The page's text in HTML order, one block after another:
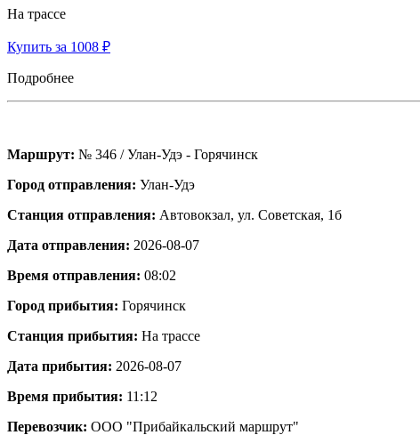
На трассе
Купить за 1008 ₽
Подробнее
Маршрут: № 346 / Улан-Удэ - Горячинск
Город отправления: Улан-Удэ
Станция отправления: Автовокзал, ул. Советская, 1б
Дата отправления: 2026-08-07
Время отправления: 08:02
Город прибытия: Горячинск
Станция прибытия: На трассе
Дата прибытия: 2026-08-07
Время прибытия: 11:12
Перевозчик: ООО "Прибайкальский маршрут"